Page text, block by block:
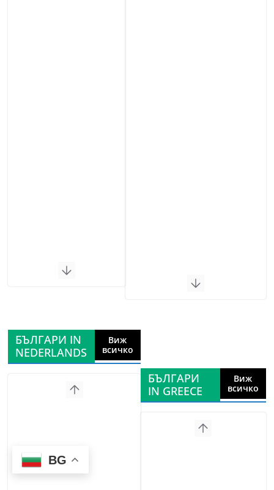
БЪЛГАРИ IN
NEDERLANDS
Виж
всичко
БЪЛГАРИ
IN GREECE
Виж
всичко
BG